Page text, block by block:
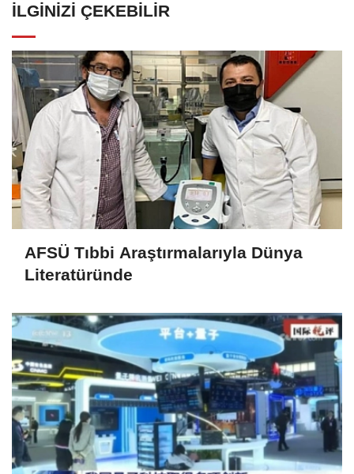
İLGINIZI ÇEKEBILIR
AFSÜ Tıbbi Araştırmalarıyla Dünya
Literatüründe